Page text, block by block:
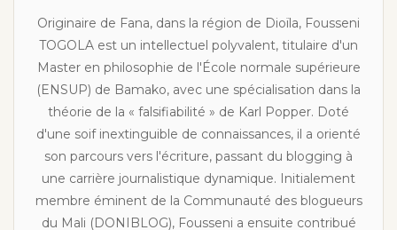
Originaire de Fana, dans la région de Dioïla, Fousseni
TOGOLA est un intellectuel polyvalent, titulaire d'un
Master en philosophie de l'École normale supérieure
(ENSUP) de Bamako, avec une spécialisation dans la
théorie de la « falsifiabilité » de Karl Popper. Doté
d'une soif inextinguible de connaissances, il a orienté
son parcours vers l'écriture, passant du blogging à
une carrière journalistique dynamique. Initialement
membre éminent de la Communauté des blogueurs
du Mali (DONIBLOG), Fousseni a ensuite contribué